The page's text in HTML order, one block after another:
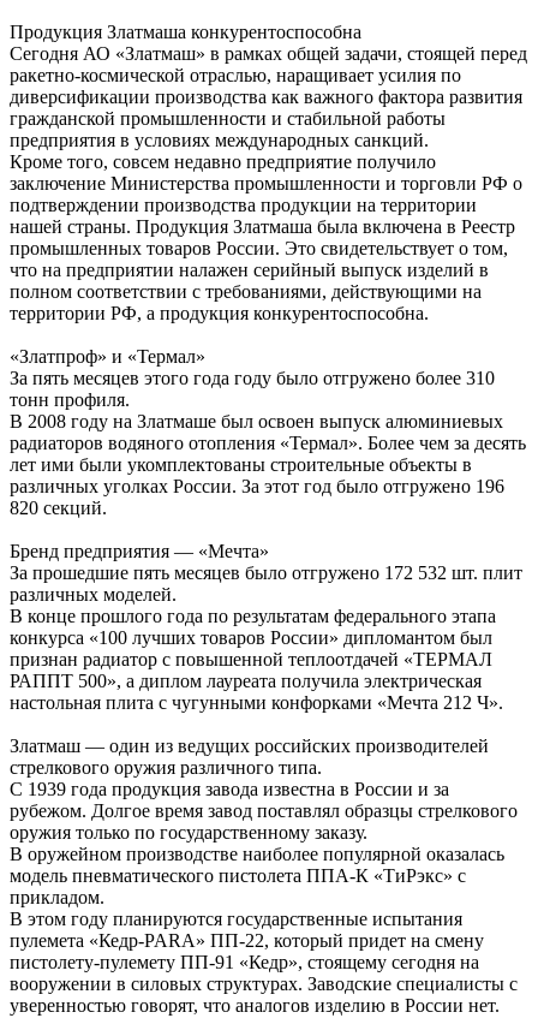
Продукция Златмаша конкурентоспособна
Сегодня АО «Златмаш» в рамках общей задачи, стоящей перед
ракетно-космической отраслью, наращивает усилия по
диверсификации производства как важного фактора развития
гражданской промышленности и стабильной работы
предприятия в условиях международных санкций.
Кроме того, совсем недавно предприятие получило
заключение Министерства промышленности и торговли РФ о
подтверждении производства продукции на территории
нашей страны. Продукция Златмаша была включена в Реестр
промышленных товаров России. Это свидетельствует о том,
что на предприятии налажен серийный выпуск изделий в
полном соответствии с требованиями, действующими на
территории РФ, а продукция конкурентоспособна.
«Златпроф» и «Термал»
За пять месяцев этого года году было отгружено более 310
тонн профиля.
В 2008 году на Златмаше был освоен выпуск алюминиевых
радиаторов водяного отопления «Термал». Более чем за десять
лет ими были укомплектованы строительные объекты в
различных уголках России. За этот год было отгружено 196
820 секций.
Бренд предприятия — «Мечта»
За прошедшие пять месяцев было отгружено 172 532 шт. плит
различных моделей.
В конце прошлого года по результатам федерального этапа
конкурса «100 лучших товаров России» дипломантом был
признан радиатор с повышенной теплоотдачей «ТЕРМАЛ
РАППТ 500», а диплом лауреата получила электрическая
настольная плита с чугунными конфорками «Мечта 212 Ч».
Златмаш — один из ведущих российских производителей
стрелкового оружия различного типа.
С 1939 года продукция завода известна в России и за
рубежом. Долгое время завод поставлял образцы стрелкового
оружия только по государственному заказу.
В оружейном производстве наиболее популярной оказалась
модель пневматического пистолета ППА-К «ТиРэкс» с
прикладом.
В этом году планируются государственные испытания
пулемета «Кедр-PARA» ПП-22, который придет на смену
пистолету-пулемету ПП-91 «Кедр», стоящему сегодня на
вооружении в силовых структурах. Заводские специалисты с
уверенностью говорят, что аналогов изделию в России нет.